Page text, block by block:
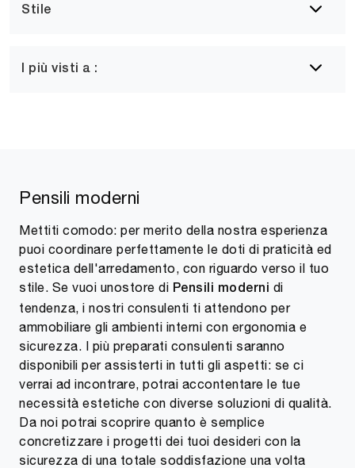
Stile
I più visti a :
Pensili moderni
Mettiti comodo: per merito della nostra esperienza
puoi coordinare perfettamente le doti di praticità ed
estetica dell'arredamento, con riguardo verso il tuo
stile. Se vuoi unostore di Pensili moderni
di
tendenza, i nostri consulenti ti attendono per
ammobiliare gli ambienti interni con ergonomia e
sicurezza. I più preparati consulenti saranno
disponibili per assisterti in tutti gli aspetti: se ci
verrai ad incontrare, potrai accontentare le tue
necessità estetiche con diverse soluzioni di qualità.
Da noi potrai scoprire quanto è semplice
concretizzare i progetti dei tuoi desideri con la
sicurezza di una totale soddisfazione una volta